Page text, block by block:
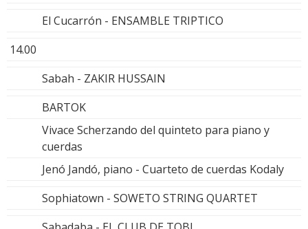
El Cucarrón - ENSAMBLE TRIPTICO
14.00
Sabah - ZAKIR HUSSAIN
BARTOK
Vivace Scherzando del quinteto para piano y
cuerdas
Jenó Jandó, piano - Cuarteto de cuerdas Kodaly
Sophiatown - SOWETO STRING QUARTET